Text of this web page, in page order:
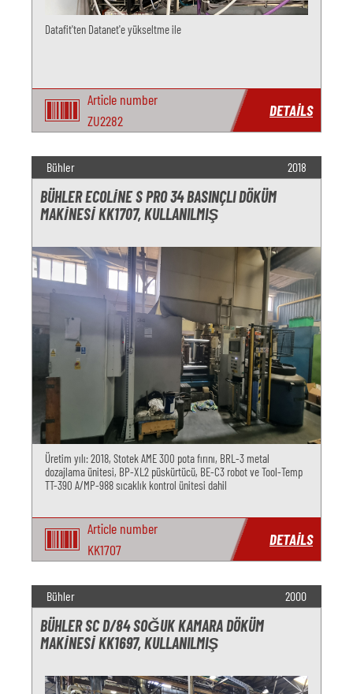
Datafit'ten Datanet'e yükseltme ile
Article number
ZU2282
DETAILS
Bühler 2018
BÜHLER ECOLINE S PRO 34 BASINÇLI DÖKÜM
MAKINESI KK1707, KULLANILMIŞ
Üretim yılı: 2018, Stotek AME 300 pota fırını, BRL-3 metal
dozajlama ünitesi, BP-XL2 püskürtücü, BE-C3 robot ve Tool-Temp
TT-390 A/MP-988 sıcaklık kontrol ünitesi dahil
Article number
KK1707
DETAILS
Bühler 2000
BÜHLER SC D/84 SOĞUK KAMARA DÖKÜM
MAKINESI KK1697, KULLANILMIŞ